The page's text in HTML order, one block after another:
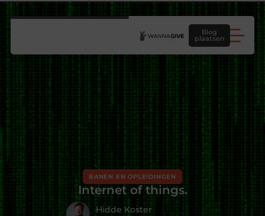
Blog
plaatsen
BANEN EN OPLEIDINGEN
Internet of things.
Hidde Koster